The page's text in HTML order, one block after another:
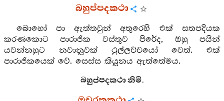
බහුප්පදකථා
බොහෝ පා ඇත්තවුන් අතුරෙහි එක් සතපදියක
කරණකොට පාරාජික වස්තුව පිරේද, ඔහු පයින්
යවන්නහුට නවානූවක් ථුල්ලච්චයෝ වෙත්. එක්
පාරාජිකයෙක් වේ. සෙස්ස කියූනය ඇත්තේමය.
බහුප්පදකථා නිමි.